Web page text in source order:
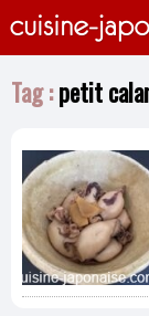
Tag :petit